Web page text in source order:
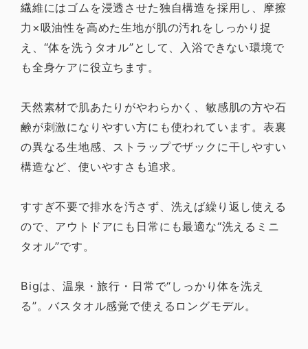
繊維にはゴムを浸透させた独自構造を採用し、摩擦
力×吸油性を高めた生地が肌の汚れをしっかり捉
え、“体を洗うタオル”として、入浴できない環境で
も全身ケアに役立ちます。
天然素材で肌あたりがやわらかく、敏感肌の方や石
鹸が刺激になりやすい方にも使われています。表裏
の異なる生地感、ストラップでザックに干しやすい
構造など、使いやすさも追求。
すすぎ不要で排水を汚さず、洗えば繰り返し使える
ので、アウトドアにも日常にも最適な“洗えるミニ
タオル”です。
Bigは、温泉・旅行・日常で“しっかり体を洗え
る”。バスタオル感覚で使えるロングモデル。